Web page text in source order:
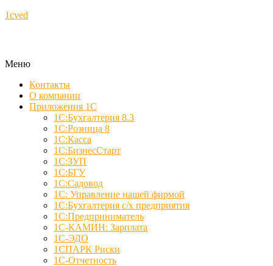
1cved
Меню
Контакты
О компании
Приложения 1С
1С:Бухгалтерия 8.3
1С:Розница 8
1С:Касса
1С:БизнесСтарт
1С:ЗУП
1С:БГУ
1С:Садовод
1С: Управление нашей фирмой
1С:Бухгалтерия с/х предприятия
1С:Предприниматель
1С-КАМИН: Зарплата
1С-ЭДО
1СПАРК Риски
1С-Отчетность